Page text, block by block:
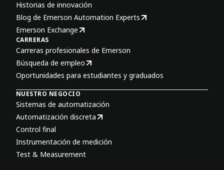
Historias de innovación
Blog de Emerson Automation Experts
Emerson Exchange
CARRERAS
Carreras profesionales de Emerson
Búsqueda de empleo
Oportunidades para estudiantes y graduados
NUESTRO NEGOCIO
Sistemas de automatización
Automatización discreta
Control final
Instrumentación de medición
Test & Measurement